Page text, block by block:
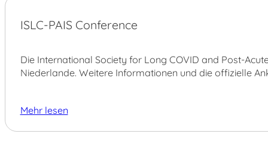
21.
APR.
ISLC-PAIS Conference
Die International Society for Long COVID and Post-
Niederlande. Weitere Informationen und die offizielle
Mehr lesen